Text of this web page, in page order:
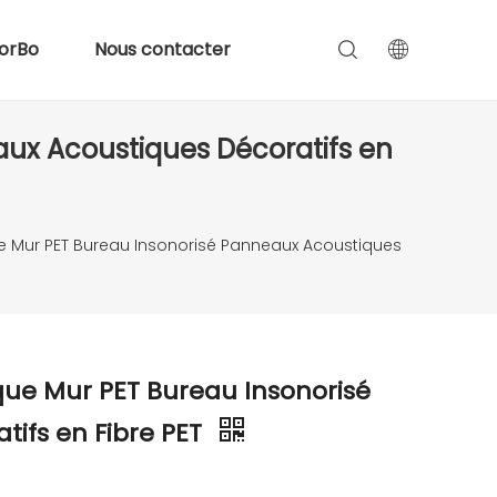
Nous contacter
Acoustiques Décoratifs en
Mur PET Bureau Insonorisé Panneaux Acoustiques
Mur PET Bureau Insonorisé
en Fibre PET